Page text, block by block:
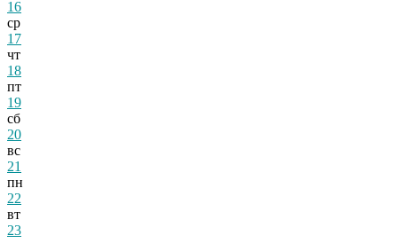
16
ср
17
чт
18
пт
19
сб
20
вс
21
пн
22
вт
23